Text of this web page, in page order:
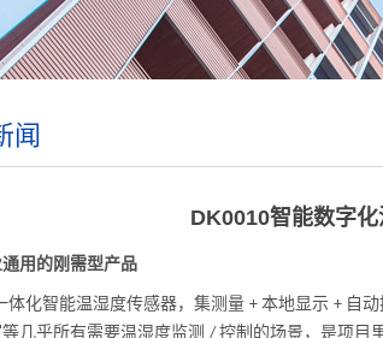
闻
DK0010智能数字
用的刚需型产品
体化智能温湿度传感器，集测量 + 本地显示 + 自动
几乎所有需要温湿度监测 / 控制的场景，是项目